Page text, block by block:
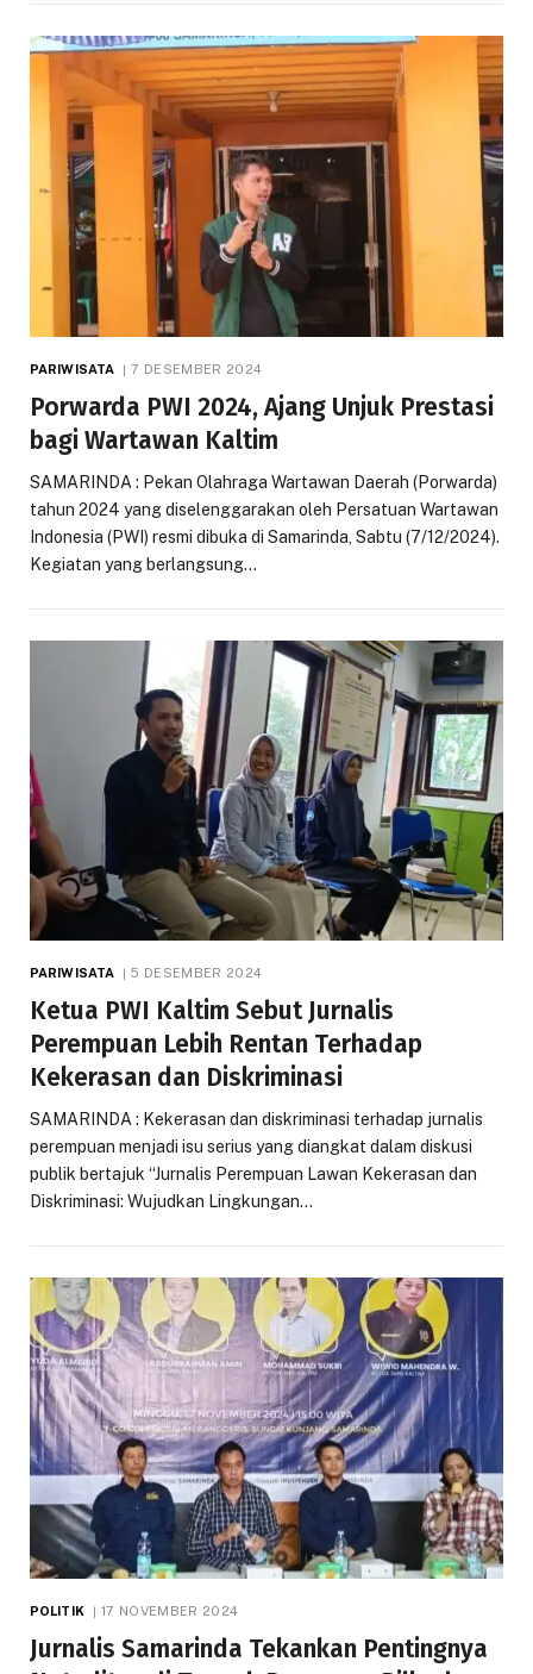
PARIWISATA 7 DESEMBER 2024
Porwarda PWI 2024, Ajang Unjuk Prestasi
bagi Wartawan Kaltim
SAMARINDA : Pekan Olahraga Wartawan Daerah (Porwarda)
tahun 2024 yang diselenggarakan oleh Persatuan Wartawan
Indonesia (PWI) resmi dibuka di Samarinda, Sabtu (7/12/2024).
Kegiatan yang berlangsung…
PARIWISATA 5 DESEMBER 2024
Ketua PWI Kaltim Sebut Jurnalis
Perempuan Lebih Rentan Terhadap
Kekerasan dan Diskriminasi
SAMARINDA : Kekerasan dan diskriminasi terhadap jurnalis
perempuan menjadi isu serius yang diangkat dalam diskusi
publik bertajuk “Jurnalis Perempuan Lawan Kekerasan dan
Diskriminasi: Wujudkan Lingkungan…
POLITIK 17 NOVEMBER 2024
Jurnalis Samarinda Tekankan Pentingnya